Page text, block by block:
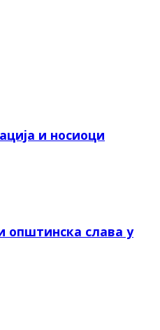
и носиоци
општинска слава у